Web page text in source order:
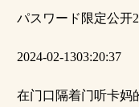
パスワード限定公开
2024-02-1303:20:37
在门口隔着门听卡妈